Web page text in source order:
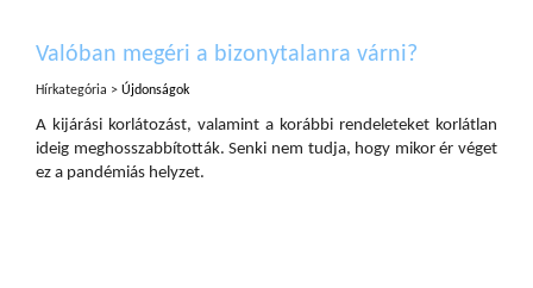
Valóban megéri a bizonytalanra várni?
Hírkategória > Újdonságok
A kijárási korlátozást, valamint a korábbi rendeleteket korlátlan
ideig meghosszabbították. Senki nem tudja, hogy mikor ér véget
ez a pandémiás helyzet.